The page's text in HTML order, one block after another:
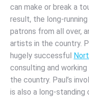
can make or break a
result, the long-
patrons from all over,
artists in the country.
hugely successful
consulting and
the country. Paul’s
is also a long-standing